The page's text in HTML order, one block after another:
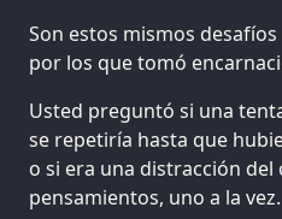
Son estos mismos
por los que tomó
Usted preguntó si una
se repetiría hasta que
o si era una distracción del
pensamientos, uno a la vez.